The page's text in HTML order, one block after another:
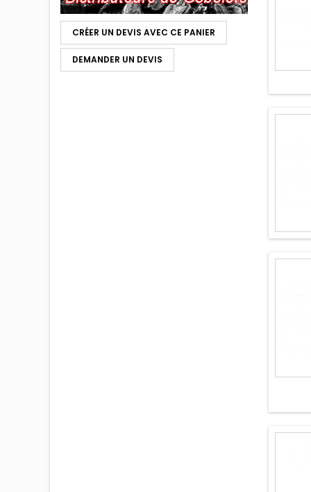
CRÉER UN DEVIS AVEC CE PANIER
DEMANDER UN DEVIS